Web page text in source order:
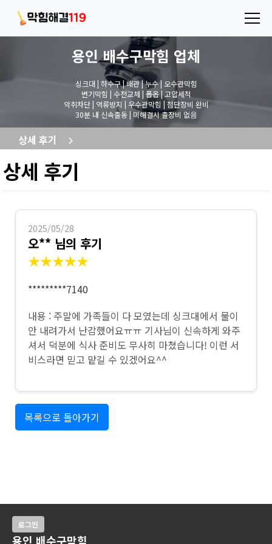
용인 배수구막힘 업체
싱크대 | 하수구 | 배관 | 누수 | 오수관막힘
변기막힘 | 수전교체 | 폽옵 | 고압세척
악취차단 | 역류방지 | 우수관막힘 | 첨단장비 완비
30분 내 신속출동 | 미해결시 출장비 없음
상세 후기
상세 후기
2025/05/28
오** 님의 후기
★★★★★
*********7140
내용 : 주말에 가족들이 다 모였는데 싱크대에서 물이
안 내려가서 난감했어요ㅠㅠ 기사님이 신속하게 와주
셔서 덕분에 식사 준비도 무사히 마쳤습니다! 이런 서
비스라면 믿고 맡길 수 있겠어요^^
목록으로 돌아가기
로그인
용인 배수구막힘